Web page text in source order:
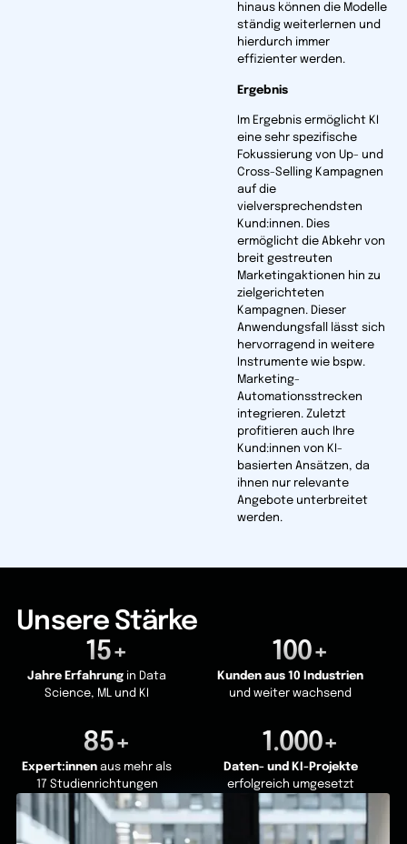
hinaus können die Modelle
ständig weiterlernen und
hierdurch immer
effizienter werden.
Ergebnis
Im Ergebnis ermöglicht KI
eine sehr spezifische
Fokussierung von Up- und
Cross-Selling Kampagnen
auf die
vielversprechendsten
Kund:innen. Dies
ermöglicht die Abkehr von
breit gestreuten
Marketingaktionen hin zu
zielgerichteten
Kampagnen. Dieser
Anwendungsfall lässt sich
hervorragend in weitere
Instrumente wie bspw.
Marketing-
Automationsstrecken
integrieren. Zuletzt
profitieren auch Ihre
Kund:innen von KI-
basierten Ansätzen, da
ihnen nur relevante
Angebote unterbreitet
werden.
Unsere Stärke
15+
Jahre Erfahrung in Data
Science, ML und KI
100+
Kunden aus 10 Industrien
und weiter wachsend
85+
Expert:innenaus mehr als
17 Studienrichtungen
1.000+
Daten- und KI-Projekte
erfolgreich umgesetzt